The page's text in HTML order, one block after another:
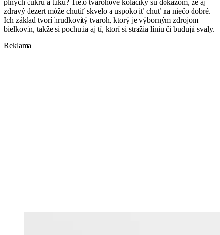
plných cukru a tuku? Tieto tvarohové koláčiky sú dôkazom, že aj
zdravý dezert môže chutiť skvelo a uspokojiť chuť na niečo dobré.
Ich základ tvorí hrudkovitý tvaroh, ktorý je výborným zdrojom
bielkovín, takže si pochutia aj tí, ktorí si strážia líniu či budujú svaly.
Reklama